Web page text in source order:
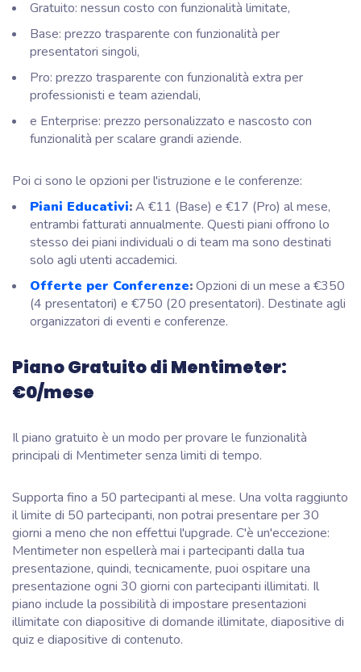
Gratuito: nessun costo con funzionalità limitate,
Base: prezzo trasparente con funzionalità per
presentatori singoli,
Pro: prezzo trasparente con funzionalità extra per
professionisti e team aziendali,
e Enterprise: prezzo personalizzato e nascosto con
funzionalità per scalare grandi aziende.
Poi ci sono le opzioni per l'istruzione e le conferenze:
Piani Educativi:A €11 (Base) e €17 (Pro) al mese,
entrambi fatturati annualmente. Questi piani offrono lo
stesso dei piani individuali o di team ma sono destinati
solo agli utenti accademici.
Offerte per Conferenze:Opzioni di un mese a €350
(4 presentatori) e €750 (20 presentatori). Destinate agli
organizzatori di eventi e conferenze.
Piano Gratuito di Mentimeter:
€0/mese
Il piano gratuito è un modo per provare le funzionalità
principali di Mentimeter senza limiti di tempo.
Supporta fino a 50 partecipanti al mese. Una volta raggiunto
il limite di 50 partecipanti, non potrai presentare per 30
giorni a meno che non effettui l'upgrade. C'è un'eccezione:
Mentimeter non espellerà mai i partecipanti dalla tua
presentazione, quindi, tecnicamente, puoi ospitare una
presentazione ogni 30 giorni con partecipanti illimitati. Il
piano include la possibilità di impostare presentazioni
illimitate con diapositive di domande illimitate, diapositive di
quiz e diapositive di contenuto.